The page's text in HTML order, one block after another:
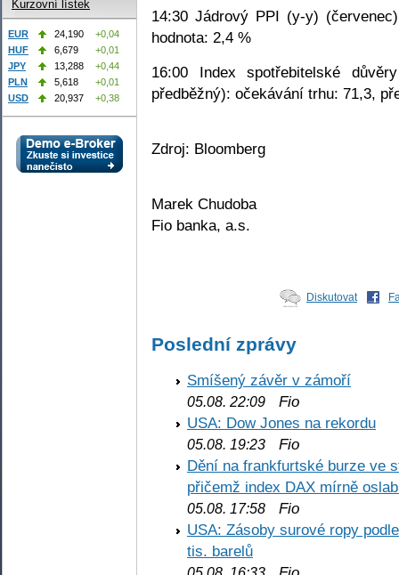
14:30 Jádrový PPI (y-y)
hodnota: 2,4 %
16:00 Index spotřebitelské
předběžný): očekávání trhu: 71,3,
Zdroj: Bloomberg
Marek Chudoba
Fio banka, a.s.
Diskutovat
Poslední zprávy
Smíšený závěr v zámoří
05.08. 22:09 Fio
USA: Dow Jones na rekordu
05.08. 19:23 Fio
Dění na frankfurtské burze ve
přičemž index DAX mírně
05.08. 17:58 Fio
USA: Zásoby surové ropy
tis. barelů
Kurzovní lístek
EUR 24,190
+0,04
HUF
6,679
+0,01
JPY
13,288
+0,44
PLN
5,618
+0,01
USD
20,937 +0,38